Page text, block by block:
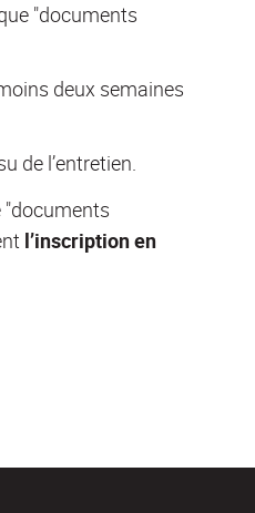
"documents
deux semaines
de l’entretien.
"documents
l’inscription en